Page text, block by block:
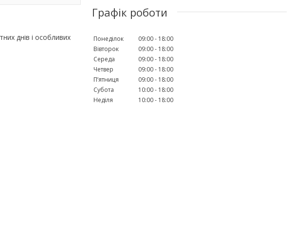
днів і особливих
Графік роботи
Понеділок 09:00
18:00
Вівторок
09:00
18:00
Середа
09:00
18:00
Четвер
09:00
18:00
Пʼятниця
09:00
18:00
Субота
10:00
18:00
Неділя
10:00 18:00